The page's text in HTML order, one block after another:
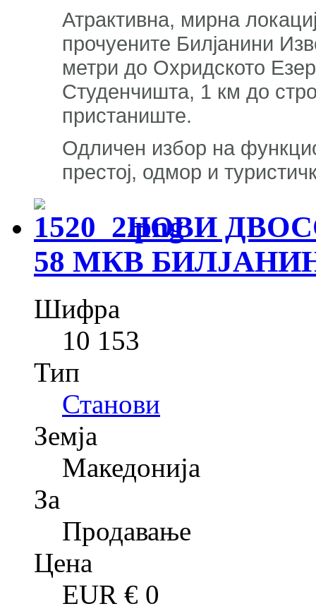
Атрактивна, мирна
прочуените Билјанини
метри до Охридското
Студенчишта, 1 км до
пристаниште.
Одличен избор на
престој, одмор и
НОВИ
58 МКВ
Шифра
10 153
Тип
Станови
Земја
Македонија
За
Продавање
Цена
EUR € 0